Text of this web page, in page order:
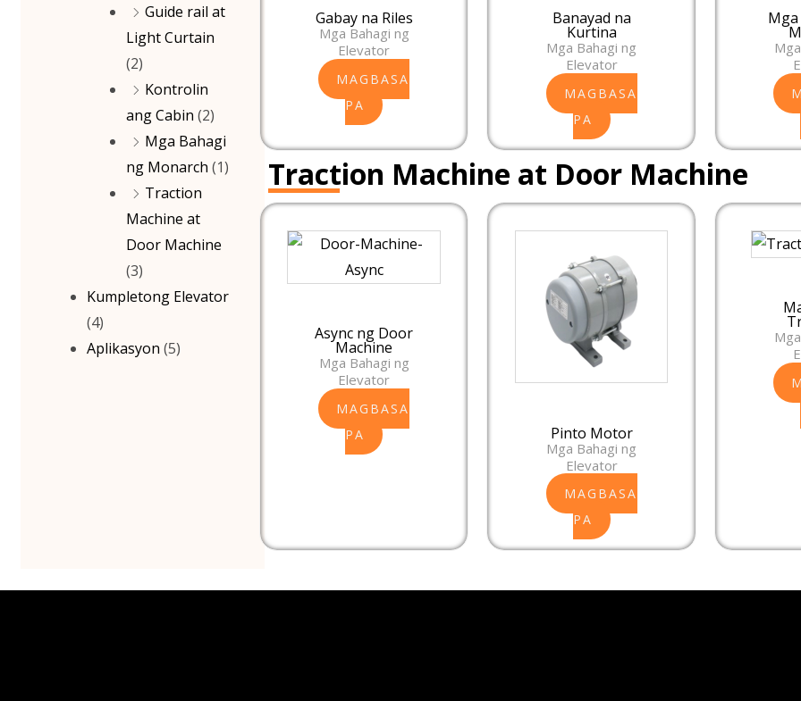
Guide rail at
Light Curtain
(2)
Kontrolin
ang Cabin (2)
Mga Bahagi
ng Monarch (1)
Traction
Machine at
Door Machine
(3)
Kumpletong Elevator
(4)
Aplikasyon (5)
Gabay na Riles
Mga Bahagi ng
Elevator
MAGBASA
PA
Banayad na
Kurtina
Mga Bahagi ng
Elevator
MAGBASA
PA
Traction Machine at Door Machine
Async ng Door
Machine
Mga Bahagi ng
Elevator
MAGBASA
PA
Pinto Motor
Mga Bahagi ng
Elevator
MAGBASA
PA